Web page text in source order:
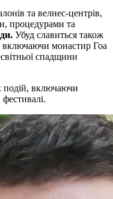
та велнес-центрів,
процедурами та
Убуд славиться також
включаючи монастир Гоа
спадщини
подій, включаючи